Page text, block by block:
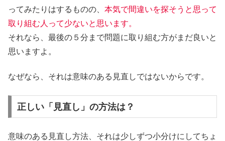
ってみたりはするものの、 本気で間違いを探そうと思って
取り組む人って少ないと思います。
それなら、最後の５分まで問題に取り組む方がまだ良いと
思いますよ。
なぜなら、それは意味のある見直しではないからです。
正しい「見直し」の方法は？
意味のある見直し方法、それは少しずつ小分けにしてちょ